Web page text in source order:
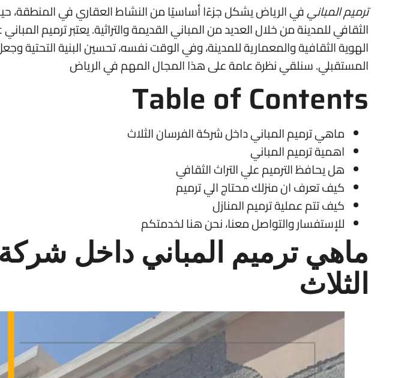
ترميم المبانيفي الرياض يشكل جزءًا أساسيًا من النشاط العقاري في المنطقة،
الثقافي للمدينة من خلال العديد من المباني القديمة والتراثية. يعتبر ترميم
الهوية الثقافية والمعمارية للمدينة، وفي الوقت نفسه، تحسين البنية التحتية
المستقبلي. سنلقي نظرة عامة على هذا المجال المهم في الرياض
Table of Contents
ماهي ترميم المباني داخل شركة الفرسان الثلاث
اهمية ترميم المباني
هل يحافظ الترميم علي التراث الثقافي
كيف تعرف ان منزلك محتاج الي ترميم
كيف تتم عملية ترميم المنازل
للإستفسار والتواصل معنا، نحن هنا لخدمتكم
ماهي ترميم المباني داخل
الثلاث